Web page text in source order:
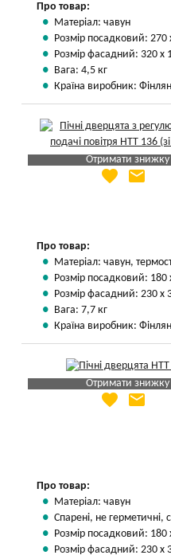
Про товар:
Матеріал: чавун
Розмір посадковий:
Розмір фасадний: 320 х
Вага: 4,5 кг
Країна виробник:
Отримати знижку
Яка Ваша ціна
favorite email
Про товар:
Матеріал: чавун,
Розмір посадковий:
Розмір фасадний: 230 х
Вага: 7,7 кг
Країна виробник:
Отримати знижку
Яка Ваша ціна
favorite email
Про товар:
Матеріал: чавун
Спарені, не герметичні,
Розмір посадковий:
Розмір фасадний: 230 х